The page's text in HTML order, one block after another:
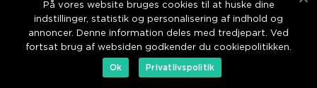
web:www.klikko.dk/
Menu
På vores website bruges cookies til at huske dine
indstillinger, statistik og personalisering af indhold og
annoncer. Denne information deles med tredjepart. Ved
fortsat brug af websiden godkender du cookiepolitikken.
Ok
Privatlivspolitik